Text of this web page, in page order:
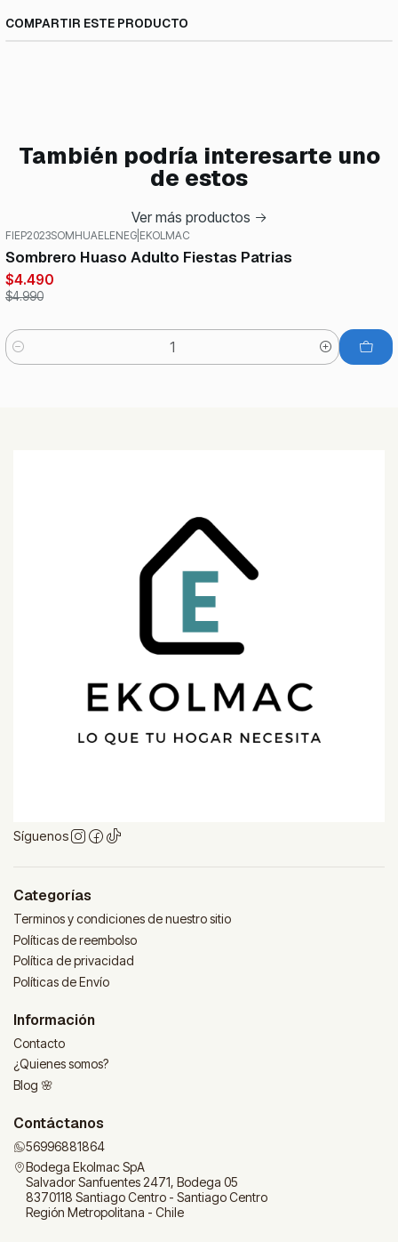
COMPARTIR ESTE PRODUCTO
También podría interesarte uno
de estos
Ver más productos
FIEP2023SOMHUAELENEG EKOLMAC
Sombrero Huaso Adulto Fiestas Patrias
$4.490
$4.990
Cantidad
Síguenos
Categorías
Terminos y condiciones de nuestro sitio
Políticas de reembolso
Política de privacidad
Políticas de Envío
Información
Contacto
¿Quienes somos?
Blog 🌸
Contáctanos
56996881864
Bodega Ekolmac SpA
Salvador Sanfuentes 2471, Bodega 05
8370118 Santiago Centro - Santiago Centro
Región Metropolitana - Chile